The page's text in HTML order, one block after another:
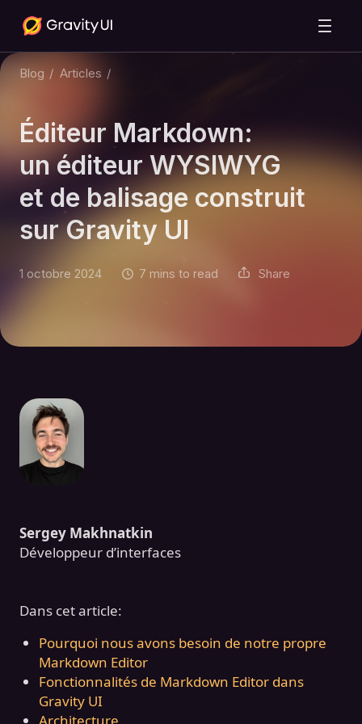
Blog / Articles /
Éditeur Markdown:
un éditeur WYSIWYG
et de balisage construit
sur Gravity UI
1 octobre 2024 7 mins to read Share
Sergey Makhnatkin
Développeur d’interfaces
Dans cet article:
Pourquoi nous avons besoin de notre propre
Markdown Editor
Fonctionnalités de Markdown Editor dans
Gravity UI
Architecture